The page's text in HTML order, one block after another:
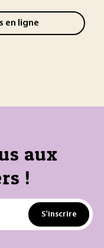
en ligne
aux
!
S'inscrire